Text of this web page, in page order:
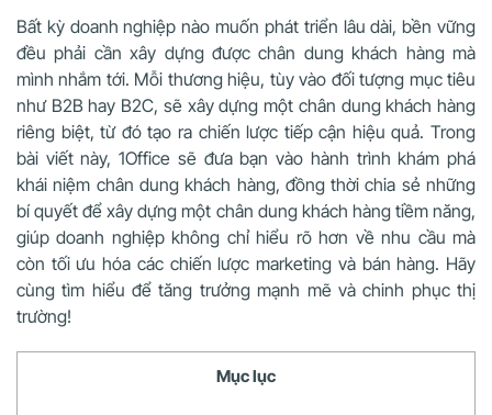
Bất kỳ doanh nghiệp nào muốn phát triển lâu dài, bền vững
đều phải cần xây dựng được chân dung khách hàng mà
mình nhắm tới. Mỗi thương hiệu, tùy vào đối tượng mục tiêu
như B2B hay B2C, sẽ xây dựng một chân dung khách hàng
riêng biệt, từ đó tạo ra chiến lược tiếp cận hiệu quả. Trong
bài viết này, 1Office sẽ đưa bạn vào hành trình khám phá
khái niệm chân dung khách hàng, đồng thời chia sẻ những
bí quyết để xây dựng một chân dung khách hàng tiềm năng,
giúp doanh nghiệp không chỉ hiểu rõ hơn về nhu cầu mà
còn tối ưu hóa các chiến lược marketing và bán hàng. Hãy
cùng tìm hiểu để tăng trưởng mạnh mẽ và chinh phục thị
trường!
Mục lục